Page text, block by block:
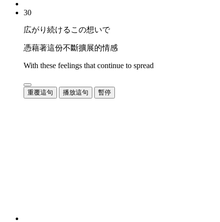
30
広がり続けるこの想いで
憑藉著這份不斷擴展的情感
With these feelings that continue to spread
重覆這句 播放這句 暫停